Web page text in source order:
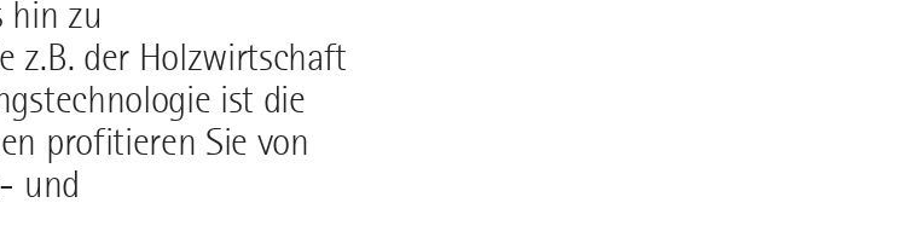
hin zu
z.B. der Holzwirtschaft
ist die
profitieren Sie von
und